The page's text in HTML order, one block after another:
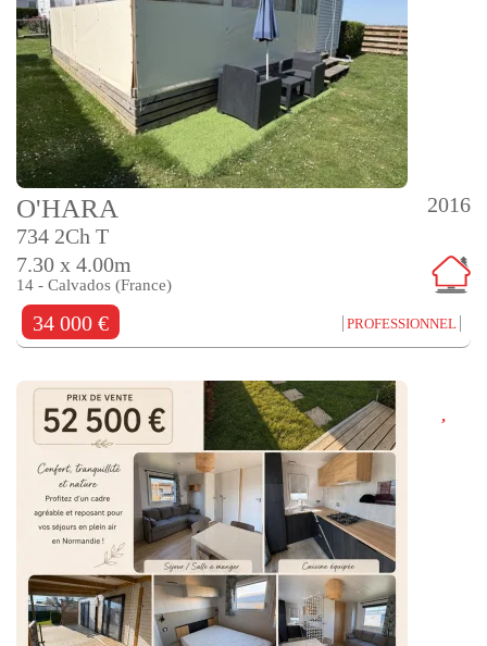
2016
O'HARA
734 2Ch T
7.30 x 4.00m
14 - Calvados (France)
34 000 € PROFESSIONNEL